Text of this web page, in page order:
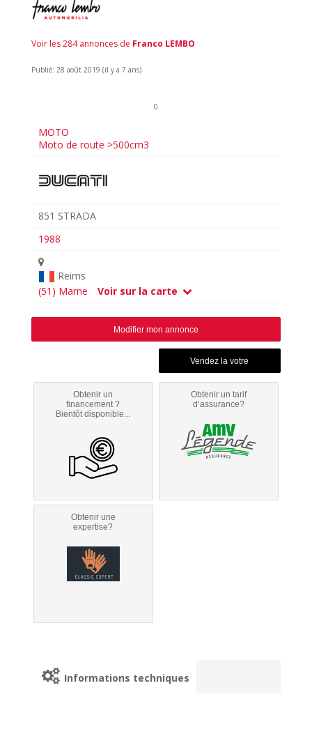
Voir les 284 annonces de Franco LEMBO
Publié: 28 août 2019 (il y a 7 ans)
0
MOTO
Moto de route >500cm3
851 STRADA
1988
Reims
(51) Marne
Voir sur la carte
Modifier mon annonce
Obtenir un
financement ?
Bientôt disponible...
Obtenir un tarif
d’assurance?
Obtenir une
expertise?
Informations techniques